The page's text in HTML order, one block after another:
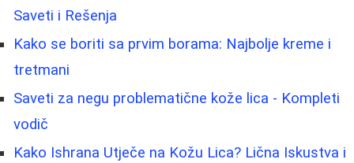
Saveti i Rešenja
Kako se boriti sa prvim borama: Najbolje kreme i
tretmani
Saveti za negu problematične kože lica - Kompleti
vodič
Kako Ishrana Utječe na Kožu Lica? Lična Iskustva i